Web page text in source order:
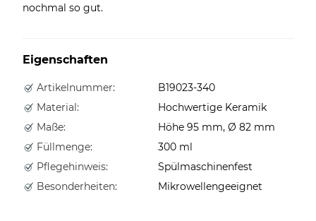
nochmal so gut.
Eigenschaften
Artikelnummer:
B19023-340
Material:
Hochwertige Keramik
Maße:
Höhe 95 mm, Ø 82 mm
Füllmenge:
300 ml
Pflegehinweis:
Spülmaschinenfest
Besonderheiten:
Mikrowellengeeignet